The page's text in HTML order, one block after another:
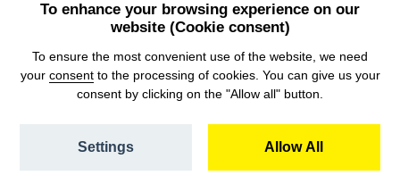
To enhance your browsing experience on our
website (Cookie consent)
To ensure the most convenient use of the website, we need
your consentto the processing of cookies. You can give us your
consent by clicking on the "Allow all" button.
Allow All
Settings